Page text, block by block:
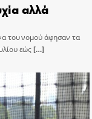
αλλά
του νομού άφησαν τα
εώς[…]